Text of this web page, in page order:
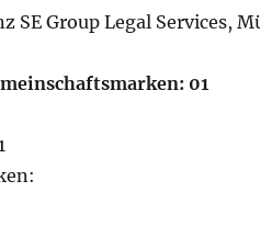
SE Group Legal Services,
01